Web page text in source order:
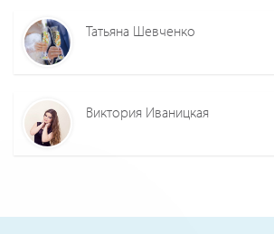
Татьяна Шевченко
Виктория Иваницкая